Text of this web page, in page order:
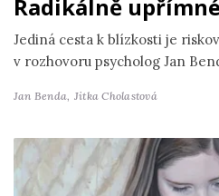
Radikálně
Jediná cesta k blízkosti je
v rozhovoru psycholog Jan
Jan Benda, Jitka Cholastová